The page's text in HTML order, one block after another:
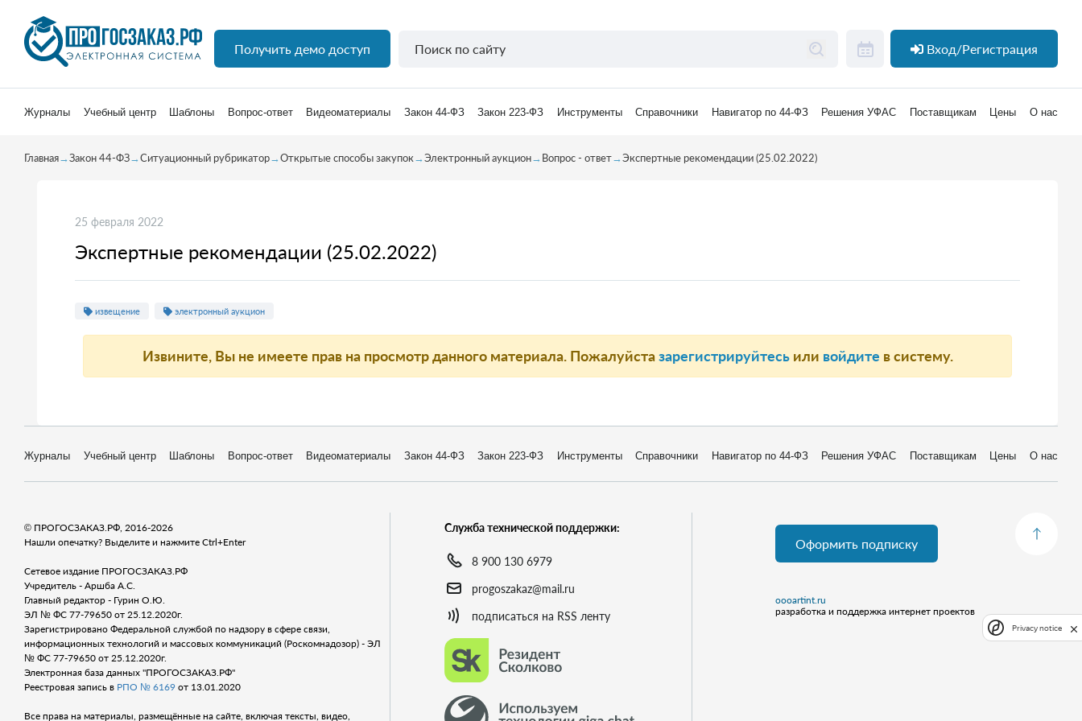
Получить демо доступ Вход/Регистрация
Журналы Учебный центр Шаблоны Вопрос-ответ Видеоматериалы Закон 44-ФЗ Закон 223-ФЗ Инструменты Справочники Навигатор по 44-ФЗ Решения УФАС Поставщикам Цены О нас
Главная→Закон 44-ФЗ→Ситуационный рубрикатор→Открытые способы закупок→Электронный аукцион→Вопрос - ответ→Экспертные рекомендации (25.02.2022)
25 февраля 2022
Экспертные рекомендации (25.02.2022)
извещение электронный аукцион
Извините, Вы не имеете прав на просмотр данного материала. Пожалуйстазарегистрируйтесьили войдите в систему.
Журналы Учебный центр Шаблоны Вопрос-ответ Видеоматериалы Закон 44-ФЗ Закон 223-ФЗ Инструменты Справочники Навигатор по 44-ФЗ Решения УФАС Поставщикам Цены О нас
© ПРОГОСЗАКАЗ.РФ, 2016-2026
Нашли опечатку? Выделите и нажмите Ctrl+Enter
Сетевое издание ПРОГОСЗАКАЗ.РФ
Учредитель - Аршба А.С.
Главный редактор - Гурин О.Ю.
ЭЛ № ФС 77-79650 от 25.12.2020г.
Зарегистрировано Федеральной службой по надзору в сфере связи,
информационных технологий и массовых коммуникаций (Роскомнадозор) - ЭЛ
№ ФС 77-79650 от 25.12.2020г.
Электронная база данных "ПРОГОСЗАКАЗ.РФ"
Реестровая запись в РПО № 6169 от 13.01.2020
Все права на материалы, размещённые на сайте, включая тексты, видео,
Служба технической поддержки:
8 900 130 6979
progoszakaz@mail.ru
подписаться на RSS ленту
Оформить подписку
oooartint.ru
разработка и поддержка интернет проектов
Privacy notice